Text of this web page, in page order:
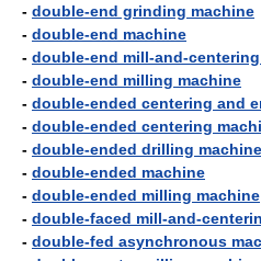
- double-end grinding machine
- double-end machine
- double-end mill-and-
- double-end milling machine
- double-ended centering and
- double-ended centering
- double-ended drilling machine
- double-ended machine
- double-ended milling machine
- double-faced mill-and-
- double-fed asynchronous